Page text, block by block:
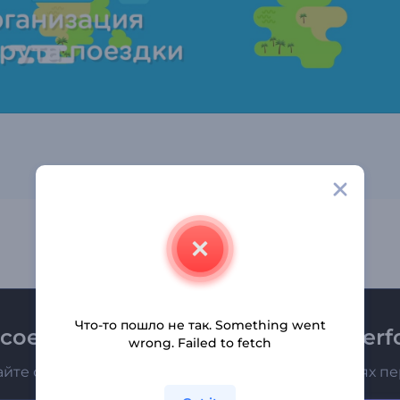
к рассылке
о последних новостях и новых предложениях
Что-то пошло не так. Something went
wrong. Failed to fetch